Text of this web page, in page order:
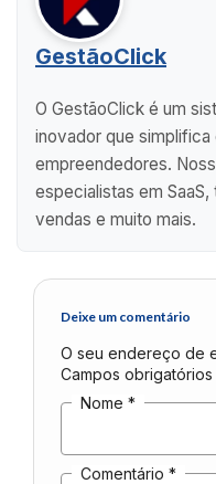
GestãoClick
O GestãoClick é um
inovador que simplifica
empreendedores.
especialistas em
vendas e muito mais.
Deixe um comentário
O seu endereço de
Campos
Nome *
Comentário *